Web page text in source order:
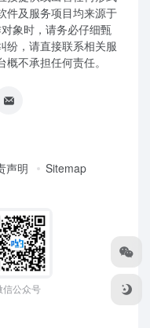
件及服务项目均来源于
象时，请务必仔细甄
纷，请直接联系相关服
不承担任何责任。
声明 Sitemap
信公众号